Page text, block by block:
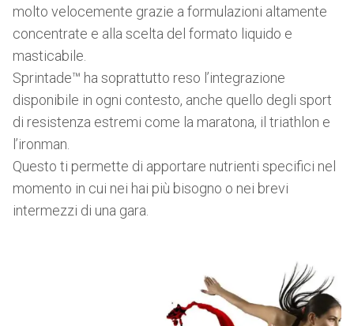
molto velocemente grazie a formulazioni altamente
concentrate e alla scelta del formato liquido e
masticabile.
Sprintade™ ha soprattutto reso l’integrazione
disponibile in ogni contesto, anche quello degli sport
di resistenza estremi come la maratona, il triathlon e
l’ironman.
Questo ti permette di apportare nutrienti specifici nel
momento in cui nei hai più bisogno o nei brevi
intermezzi di una gara.